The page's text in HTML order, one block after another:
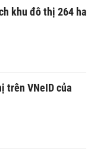
khu đô thị 264 ha
trên VNeID của